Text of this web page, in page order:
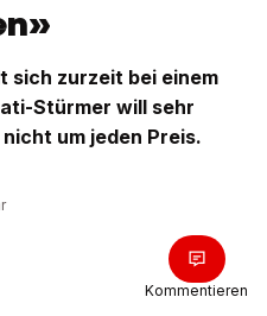
sich zurzeit bei einem
Stürmer will sehr
um jeden Preis.
Kommentieren